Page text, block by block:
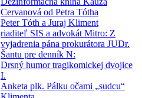
Cervanová od Petra Tótha
Peter Tóth a Juraj Kliment
riaditeľ SIS a advokát Mitro: Z
vyjadrenia pána prokurátora JUDr.
Šantu pre denník N:
Drsný humor tragikomickej dvojice
I.
Anketa plk. Pálku očami „sudcu“